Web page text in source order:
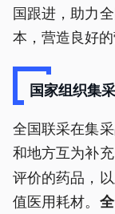
国跟进，助力
本，营造良好的
国家组织集
全国联采在集
和地方互为补充
评价的药品，
值医用耗材。